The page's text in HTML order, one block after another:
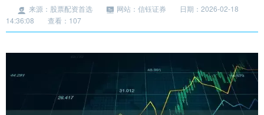
来源：股票配资首选 网站：信钰证券
日期：2026-02-18
14:36:08
查看：107